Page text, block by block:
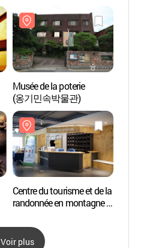
Musée de la poterie
(옹기민속박물관)
Centre du tourisme et de la
randonnée en montagne à
(서울도심등산관광센터
(북한산))
Voir plus